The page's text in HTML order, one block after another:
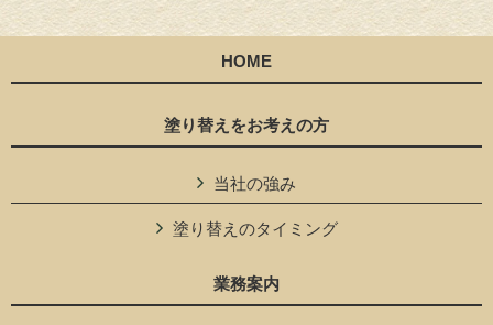
HOME
塗り替えをお考えの方
当社の強み
塗り替えのタイミング
業務案内